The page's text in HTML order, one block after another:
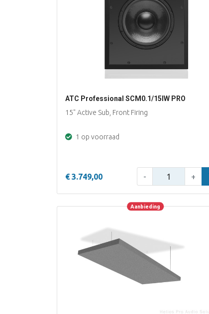
ATC Professional SCM0.1/15IW PRO
15" Active Sub, Front Firing
1 op voorraad
€ 3.749,00 - +
Aanbieding Aanbieding